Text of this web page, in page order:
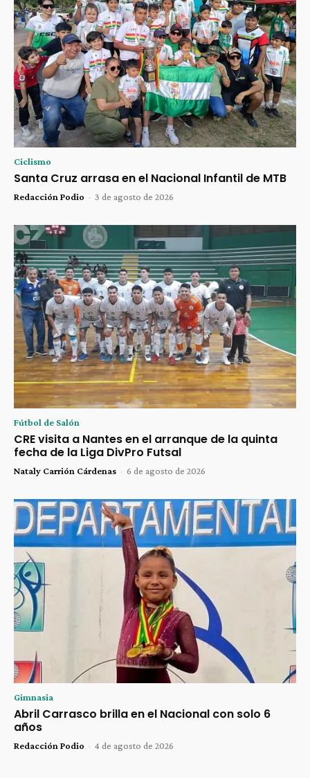
Ciclismo
Santa Cruz arrasa en el Nacional Infantil de MTB
Redacción Podio - 3 de agosto de 2026
Fútbol de Salón
CRE visita a Nantes en el arranque de la quinta
fecha de la Liga DivPro Futsal
Nataly Carrión Cárdenas - 6 de agosto de 2026
Gimnasia
Abril Carrasco brilla en el Nacional con solo 6
años
Redacción Podio - 4 de agosto de 2026